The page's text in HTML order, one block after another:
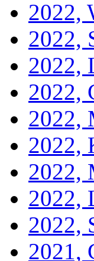
2022,
2022,
2022,
2022,
2022,
2022,
2022,
2022,
2022,
2021,